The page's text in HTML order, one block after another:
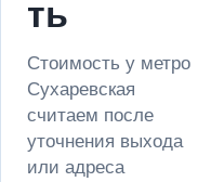
ть
Стоимость у метро
Сухаревская
считаем после
уточнения выхода
или адреса